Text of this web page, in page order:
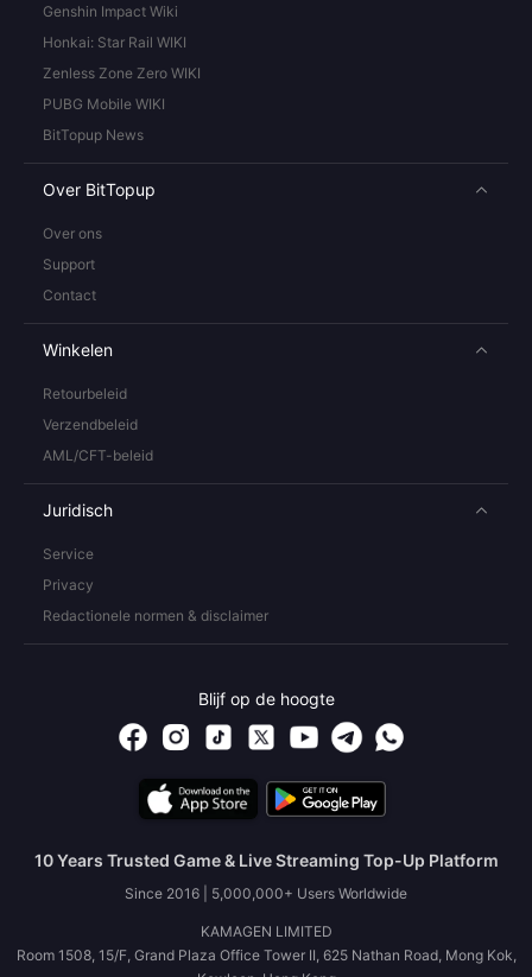
Genshin Impact Wiki
Honkai: Star Rail WIKI
Zenless Zone Zero WIKI
PUBG Mobile WIKI
BitTopup News
Over BitTopup
Over ons
Support
Contact
Winkelen
Retourbeleid
Verzendbeleid
AML/CFT-beleid
Juridisch
Service
Privacy
Redactionele normen & disclaimer
Blijf op de hoogte
10 Years Trusted Game & Live Streaming Top-Up Platform
Since 2016 | 5,000,000+ Users Worldwide
KAMAGEN LIMITED
Room 1508, 15/F, Grand Plaza Office Tower II, 625 Nathan Road, Mong Kok,